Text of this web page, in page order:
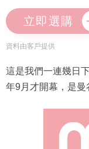
立即選購
資料由客戶提供
這是我們一連幾日
年9月才開幕，是曼